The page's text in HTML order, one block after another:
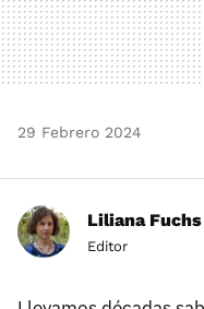
29 Febrero 2024
Liliana Fuchs
Editor